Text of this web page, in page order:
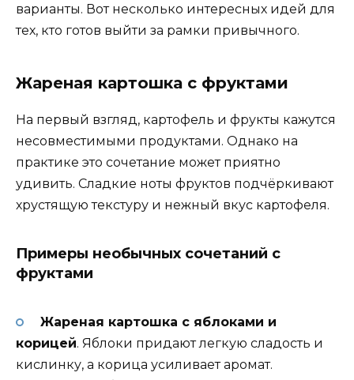
варианты. Вот несколько интересных идей для
тех, кто готов выйти за рамки привычного.
Жареная картошка с фруктами
На первый взгляд, картофель и фрукты кажутся
несовместимыми продуктами. Однако на
практике это сочетание может приятно
удивить. Сладкие ноты фруктов подчёркивают
хрустящую текстуру и нежный вкус картофеля.
Примеры необычных сочетаний с
фруктами
Жареная картошка с яблоками и
корицей. Яблоки придают легкую сладость и
кислинку, а корица усиливает аромат.